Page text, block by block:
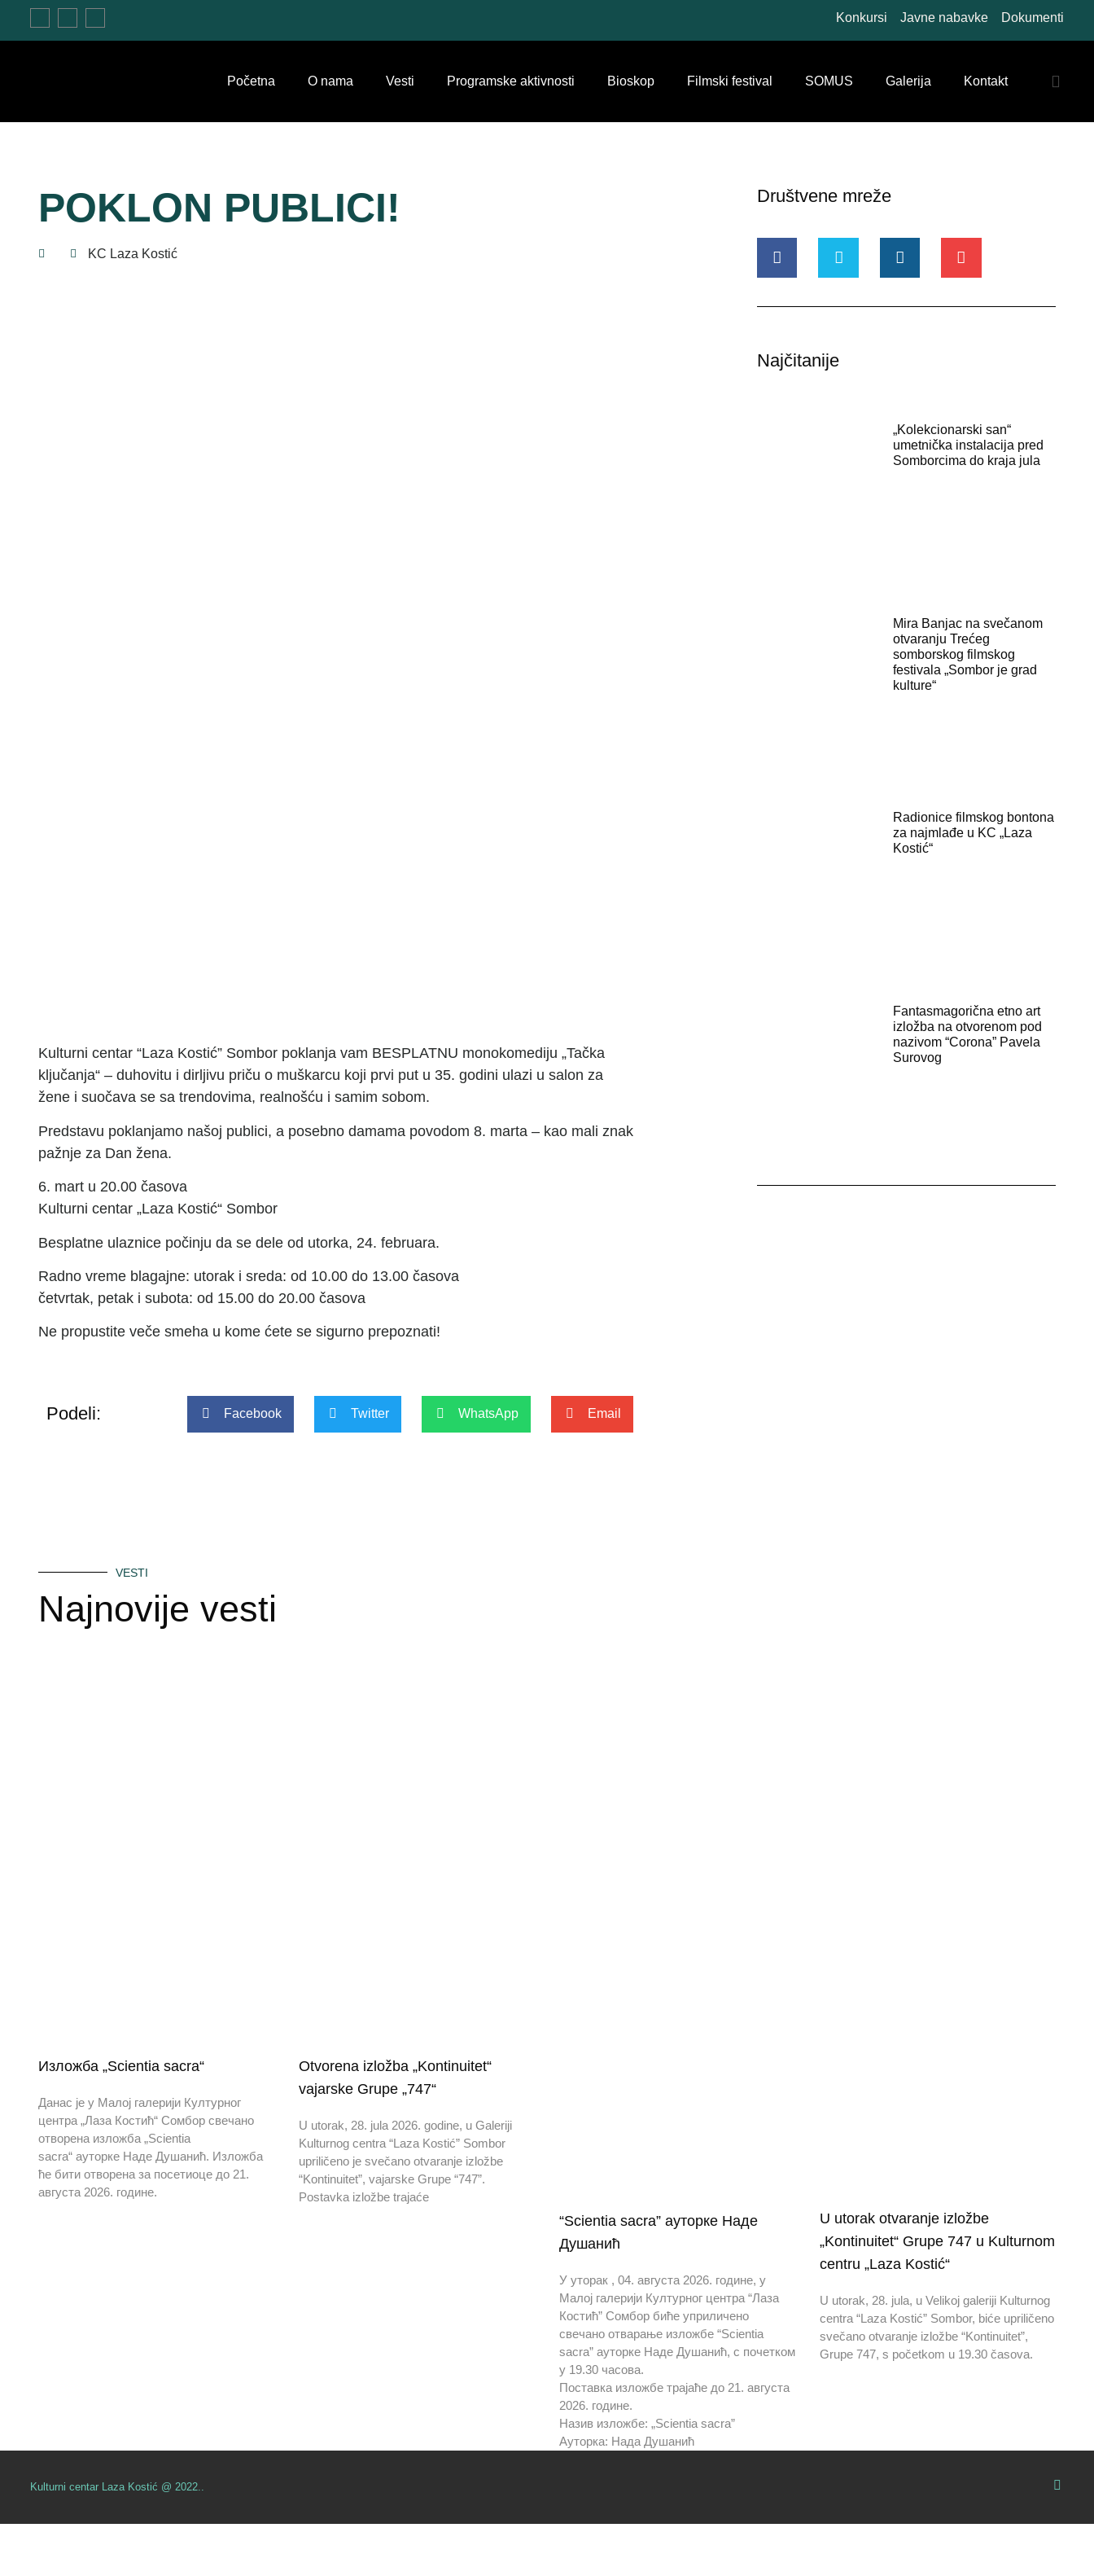
Konkursi Javne nabavke Dokumenti
Početna O nama Vesti Programske aktivnosti Bioskop Filmski festival SOMUS Galerija Kontakt
POKLON PUBLICI!
KC Laza Kostić
Kulturni centar “Laza Kostić” Sombor poklanja vam BESPLATNU monokomediju „Tačka
ključanja“ – duhovitu i dirljivu priču o muškarcu koji prvi put u 35. godini ulazi u salon za
žene i suočava se sa trendovima, realnošću i samim sobom.
Predstavu poklanjamo našoj publici, a posebno damama povodom 8. marta – kao mali znak
pažnje za Dan žena.
6. mart u 20.00 časova
Kulturni centar „Laza Kostić“ Sombor
Besplatne ulaznice počinju da se dele od utorka, 24. februara.
Radno vreme blagajne: utorak i sreda: od 10.00 do 13.00 časova
četvrtak, petak i subota: od 15.00 do 20.00 časova
Ne propustite veče smeha u kome ćete se sigurno prepoznati!
Podeli: Facebook Twitter WhatsApp Email
Društvene mreže
Najčitanije
„Kolekcionarski san“
umetnička instalacija pred
Somborcima do kraja jula
Mira Banjac na svečanom
otvaranju Trećeg
somborskog filmskog
festivala „Sombor je grad
kulture“
Radionice filmskog bontona
za najmlađe u KC „Laza
Kostić“
Fantasmagorična etno art
izložba na otvorenom pod
nazivom “Corona” Pavela
Surovog
VESTI
Najnovije vesti
Изложба „Scientia sacra“
Данас је у Малој галерији Културног
центра „Лаза Костић“ Сомбор свечано
отворена изложба „Scientia
sacra“ ауторке Наде Душанић. Изложба
ће бити отворена за посетиоце до 21.
августа 2026. године.
Otvorena izložba „Kontinuitet“
vajarske Grupe „747“
U utorak, 28. jula 2026. godine, u Galeriji
Kulturnog centra “Laza Kostić” Sombor
upriličeno je svečano otvaranje izložbe
“Kontinuitet”, vajarske Grupe “747”.
Postavka izložbe trajaće
“Scientia sacra” ауторке Наде
Душанић
У уторак , 04. августа 2026. године, у
Малој галерији Културног центра “Лаза
Костић” Сомбор биће уприличено
свечано отварање изложбе “Scientia
sacra” ауторке Наде Душанић, с почетком
у 19.30 часова.
Поставка изложбе трајаће до 21. августа
2026. године.
Назив изложбе: „Scientia sacra”
Ауторка: Нада Душанић
U utorak otvaranje izložbe
„Kontinuitet“ Grupe 747 u Kulturnom
centru „Laza Kostić“
U utorak, 28. jula, u Velikoj galeriji Kulturnog
centra “Laza Kostić” Sombor, biće upriličeno
svečano otvaranje izložbe “Kontinuitet”,
Grupe 747, s početkom u 19.30 časova.
Kulturni centar Laza Kostić @ 2022..